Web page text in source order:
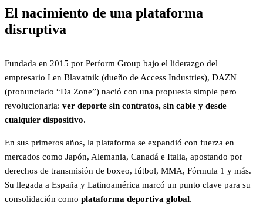
El nacimiento de una plataforma
disruptiva
Fundada en 2015 por Perform Group bajo el liderazgo del
empresario Len Blavatnik (dueño de Access Industries), DAZN
(pronunciado “Da Zone”) nació con una propuesta simple pero
revolucionaria: ver deporte sin contratos, sin cable y desde
cualquier dispositivo.
En sus primeros años, la plataforma se expandió con fuerza en
mercados como Japón, Alemania, Canadá e Italia, apostando por
derechos de transmisión de boxeo, fútbol, MMA, Fórmula 1 y más.
Su llegada a España y Latinoamérica marcó un punto clave para su
consolidación como plataforma deportiva global.